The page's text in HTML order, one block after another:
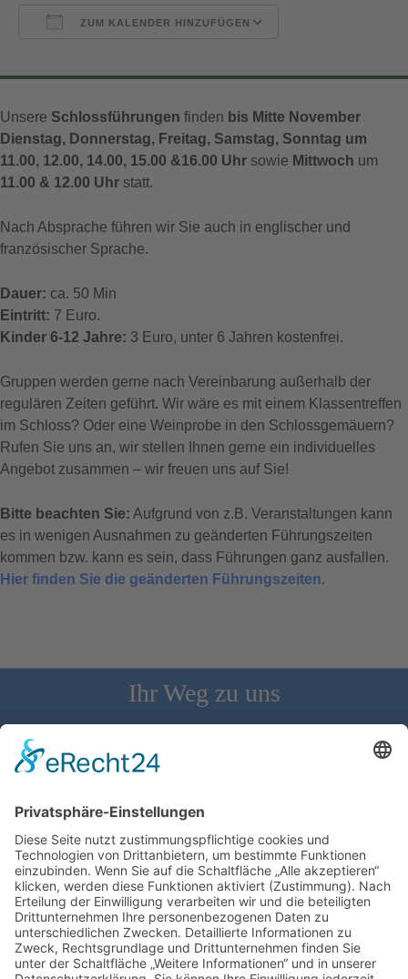
ZUM KALENDER HINZUFÜGEN
Unsere Schlossführungen finden bis Mitte November
Dienstag, Donnerstag, Freitag, Samstag, Sonntag um
11.00, 12.00, 14.00, 15.00 &16.00 Uhr sowie Mittwoch um
11.00 & 12.00 Uhr statt.
Nach Absprache führen wir Sie auch in englischer und
französischer Sprache.
Dauer: ca. 50 Min
Eintritt: 7 Euro.
Kinder 6-12 Jahre: 3 Euro, unter 6 Jahren kostenfrei.
Gruppen werden gerne nach Vereinbarung außerhalb der
regulären Zeiten geführt. Wir wäre es mit einem Klassentreffen
im Schloss? Oder eine Weinprobe in den Schlossgemäuern?
Rufen Sie uns an, wir stellen Ihnen gerne ein individuelles
Angebot zusammen – wir freuen uns auf Sie!
Bitte beachten Sie: Aufgrund von z.B. Veranstaltungen kann
es in wenigen Ausnahmen zu geänderten Führungszeiten
kommen bzw. kann es sein, dass Führungen ganz ausfallen.
Hier finden Sie die geänderten Führungszeiten.
Ihr Weg zu uns
Schloss Bürgeln, 79418 Schliengen | Telefon: 07626/237 | E-
Mail: direktion@schlossbuergeln.de
Wir benötigen Ihre Zustimmung, um den
Google Maps-Service zu laden!
Wir verwenden einen Service eines
Drittanbieters, um Karteninhalte einzubetten.
Dieser Service kann Daten zu Ihren Aktivitäten
sammeln. Bitte lesen Sie die Details durch und
stimmen Sie der Nutzung des Service zu, um